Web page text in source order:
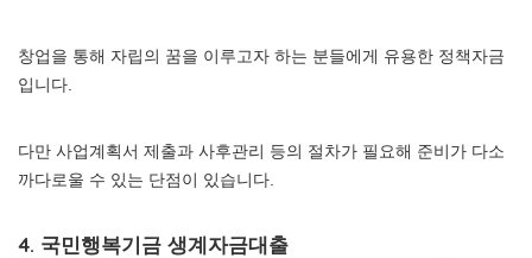
창업을 통해 자립의 꿈을 이루고자 하는 분들에게 유용한 정책자금
입니다.
다만 사업계획서 제출과 사후관리 등의 절차가 필요해 준비가 다소
까다로울 수 있는 단점이 있습니다.
4. 국민행복기금 생계자금대출